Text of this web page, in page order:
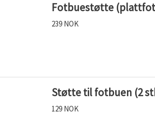
Fotbuestøtte
239 NOK
Støtte til fotbuen (2
129 NOK